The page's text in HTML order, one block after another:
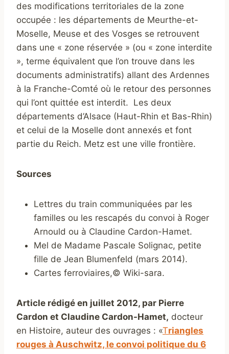
des modifications territoriales de la zone
occupée : les départements de Meurthe-et-
Moselle, Meuse et des Vosges se retrouvent
dans une « zone réservée » (ou « zone interdite
», terme équivalent que l’on trouve dans les
documents administratifs) allant des Ardennes
à la Franche-Comté où le retour des personnes
qui l’ont quittée est interdit. Les deux
départements d’Alsace (Haut-Rhin et Bas-Rhin)
et celui de la Moselle dont annexés et font
partie du Reich. Metz est une ville frontière.
Sources
Lettres du train communiquées par les
familles ou les rescapés du convoi à Roger
Arnould ou à Claudine Cardon-Hamet.
Mel de Madame Pascale Solignac, petite
fille de Jean Blumenfeld (mars 2014).
Cartes ferroviaires,© Wiki-sara.
Article rédigé en juillet 2012, par Pierre
Cardon et Claudine Cardon-Hamet, docteur
en Histoire, auteur des ouvrages : «Triangles
rouges à Auschwitz, le convoi politique du 6